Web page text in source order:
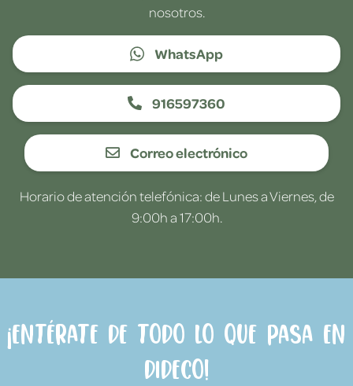
nosotros.
WhatsApp
916597360
Correo electrónico
Horario de atención telefónica: de Lunes a Viernes, de
9:00h a 17:00h.
¡Entérate de todo lo que pasa en
Dideco!